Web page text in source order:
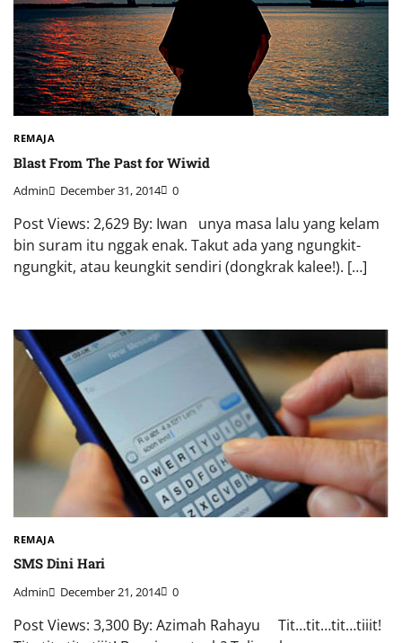
REMAJA
Blast From The Past for Wiwid
Admin December 31, 2014 0
Post Views: 2,629 By: Iwan unya masa lalu yang kelam
bin suram itu nggak enak. Takut ada yang ngungkit-
ngungkit, atau keungkit sendiri (dongkrak kalee!). […]
REMAJA
SMS Dini Hari
Admin December 21, 2014 0
Post Views: 3,300 By: Azimah Rahayu Tit…tit…tit…tiiit!